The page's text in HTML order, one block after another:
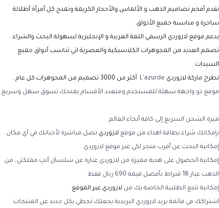
تقدم أفخم تصاميم الذهب و الألماس والأحجار الكريمة وتمنح كل أمرأة أطلالة
ساحرة و مناسبة جميع الأذواق .
يدعم موقع لازوردي الرسمي اللغة العربية و الإنجليزية لسهولة البحث والشراء .
تصمم العديد من المجوهرات الكلاسيكية والعصرية اتي تناسب أذواق جميع
السيدات .
تطرح ماركة لازوردي L'azurde أكثر من 3000 تصميم من المجوهرات كل عام
.
موقع ذو واجهة سهلة للمستخدم ومتعدد الأقسام يمنحك تسوق سهل وسريع
.
ميزة الشحن السريع إلى كافة أنحاء العالم.
بإمكانك شراء بطاقة اهداء من موقع لازوردي تصل مباشرة لأحبابك في أي مكان .
إمكانية البحث عن أقرب متجر لكي عبر موقع لازوردي .
إمكانية الحصول على هدية مميزة من لازوردي عبارة عن سلسال أنتِ مملكتي، من
الذهب عيار 18 قيراط بأفضل قيمة 690 ريال فقط .
إمكانية تتبع الطلبية الخاصة بك من لازوردي عبر الموقع .
اشتراكك في قائمة بريد لازوردي البريدية يجعلك تحظي بكل جديد عن المنتجات